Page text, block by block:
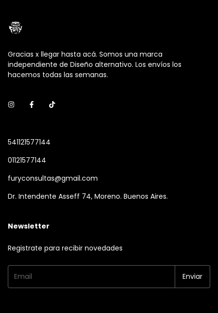
Gracias x llegar hasta acá. Somos una marca
independiente de Diseño alternativo. Los envíos los
hacemos todas las semanas.
541121577144
01121577144
furyconsultas@gmail.com
Dr. Intendente Asseff 74, Moreno. Buenos Aires.
Newsletter
Registrate para recibir novedades